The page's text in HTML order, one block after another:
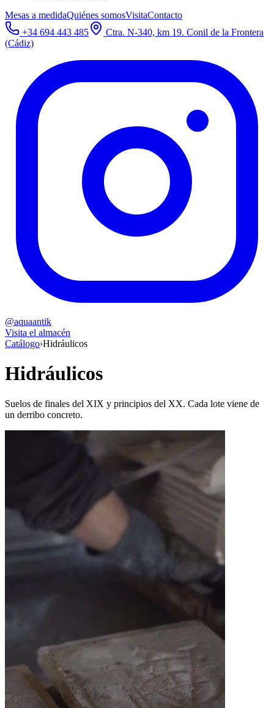
Mesas a medidaQuiénes somosVisitaContacto
+34 694 443 485
Ctra. N-340, km 19. Conil de la Frontera
(Cádiz)
@aquaantik
Visita el almacén
Catálogo›Hidráulicos
Hidráulicos
Suelos de finales del XIX y principios del XX. Cada lote viene de
un derribo concreto.